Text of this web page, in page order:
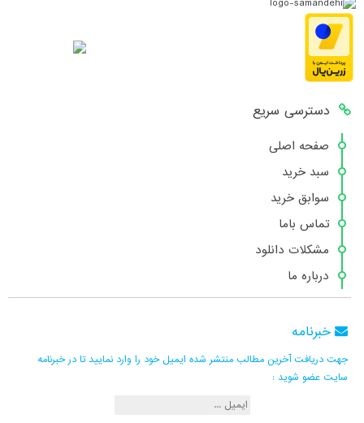
دسترسی سریع
صفحه اصلی
سبد خرید
سوابق خرید
تماس باما
مشکلات دانلود
درباره ما
خبرنامه
جهت دریافت آخرین مطالب منتشر شده ایمیل خود را وارد نمایید تا در خبرنامه
سایت عضو شوید :